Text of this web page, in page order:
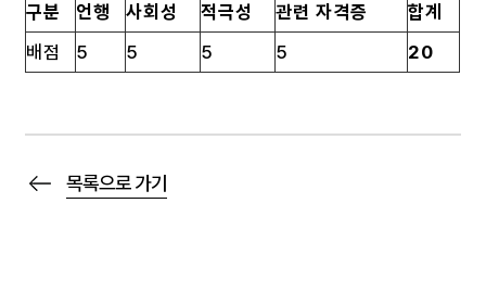
구분 언행 사회성 적극성 관련 자격증
합계
배점
5 5 5 5 20
목록으로 가기